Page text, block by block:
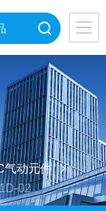
气动元件
02